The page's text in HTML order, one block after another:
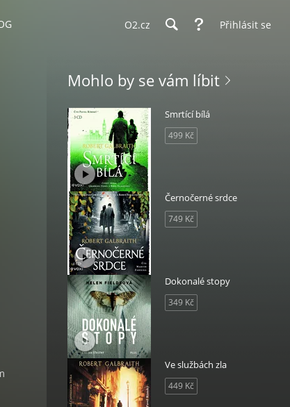
O2.cz Přihlásit se
Mohlo by se vám líbit
Smrtící bílá
499 Kč
Černočerné srdce
749 Kč
Dokonalé stopy
349 Kč
Ve službách zla
449 Kč